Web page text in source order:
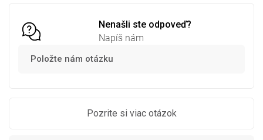
Nenašli ste odpoveď?
Napíš nám
Položte nám otázku
Pozrite si viac otázok